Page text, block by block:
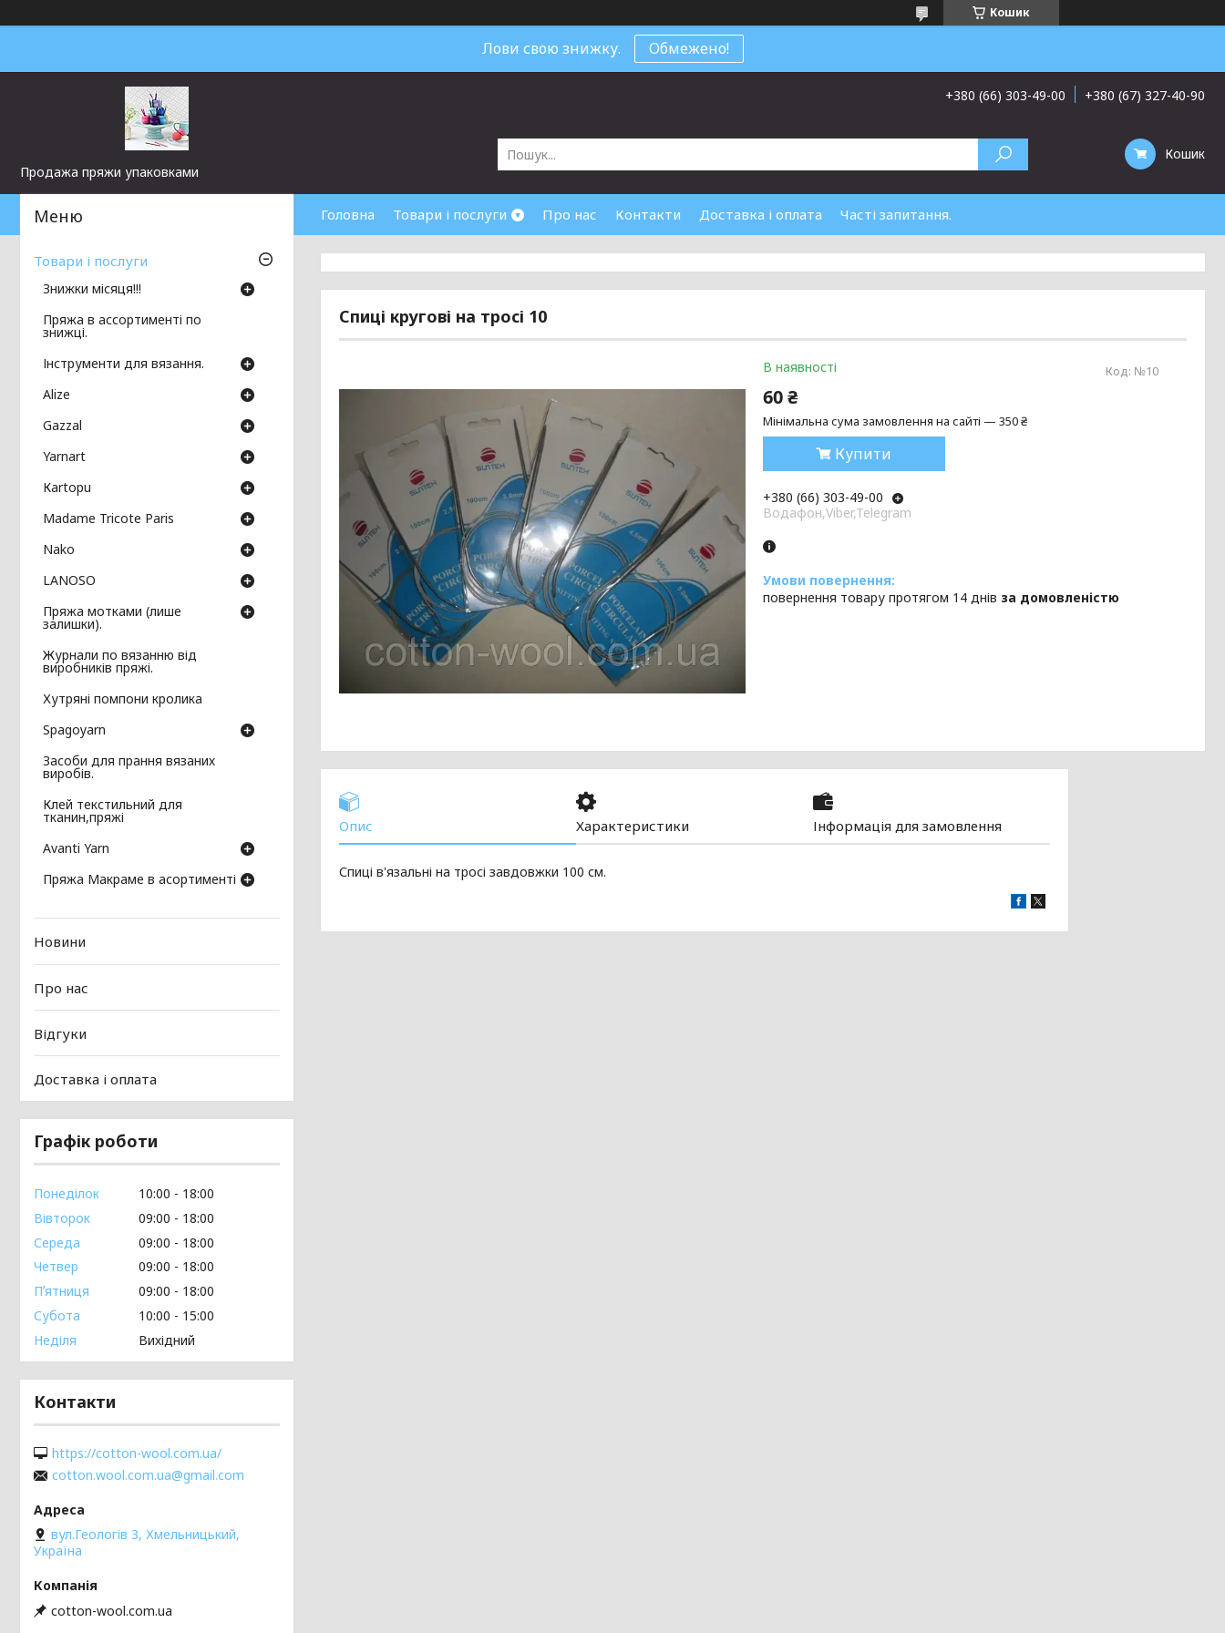
Кошик
Лови свою знижку. Обмежено!
Продажа пряжи упаковками
+380 (66) 303-49-00 +380 (67) 327-40-90
Кошик
Головна Товари і послуги Про нас Контакти Доставка і оплата Часті запитання.
Спиці кругові на тросі 10
В наявності Код: №10
60 ₴
Мінімальна сума замовлення на сайті — 350 ₴
Купити
+380 (66) 303-49-00
Водафон,Viber,Telegram
повернення товару протягом 14 днів за домовленістю
Опис Характеристики Інформація для замовлення
Спиці в'язальні на тросі завдовжки 100 см.
Товари і послуги
Знижки місяця!!!
Пряжа в ассортименті по
знижці.
Інструменти для вязання.
Аlize
Gazzal
Yarnart
Кartopu
Madame Tricote Paris
Nako
LANOSO
Пряжа мотками (лише
залишки).
Журнали по вязанню від
виробників пряжі.
Хутряні помпони кролика
Spagoyarn
Засоби для прання вязаних
виробів.
Клей текстильний для
тканин,пряжі
Avanti Yarn
Пряжа Макраме в асортименті
Новини
Про нас
Відгуки
Доставка і оплата
Графік роботи
Понеділок 10:00
18:00
Вівторок
09:00
18:00
Середа
09:00
18:00
Четвер
09:00
18:00
Пʼятниця
09:00
18:00
Субота
10:00
15:00
Неділя
Вихідний
Контакти
https://cotton-wool.com.ua/
cotton.wool.com.ua@gmail.com
вул.Геологів 3, Хмельницький,
Україна
cotton-wool.com.ua